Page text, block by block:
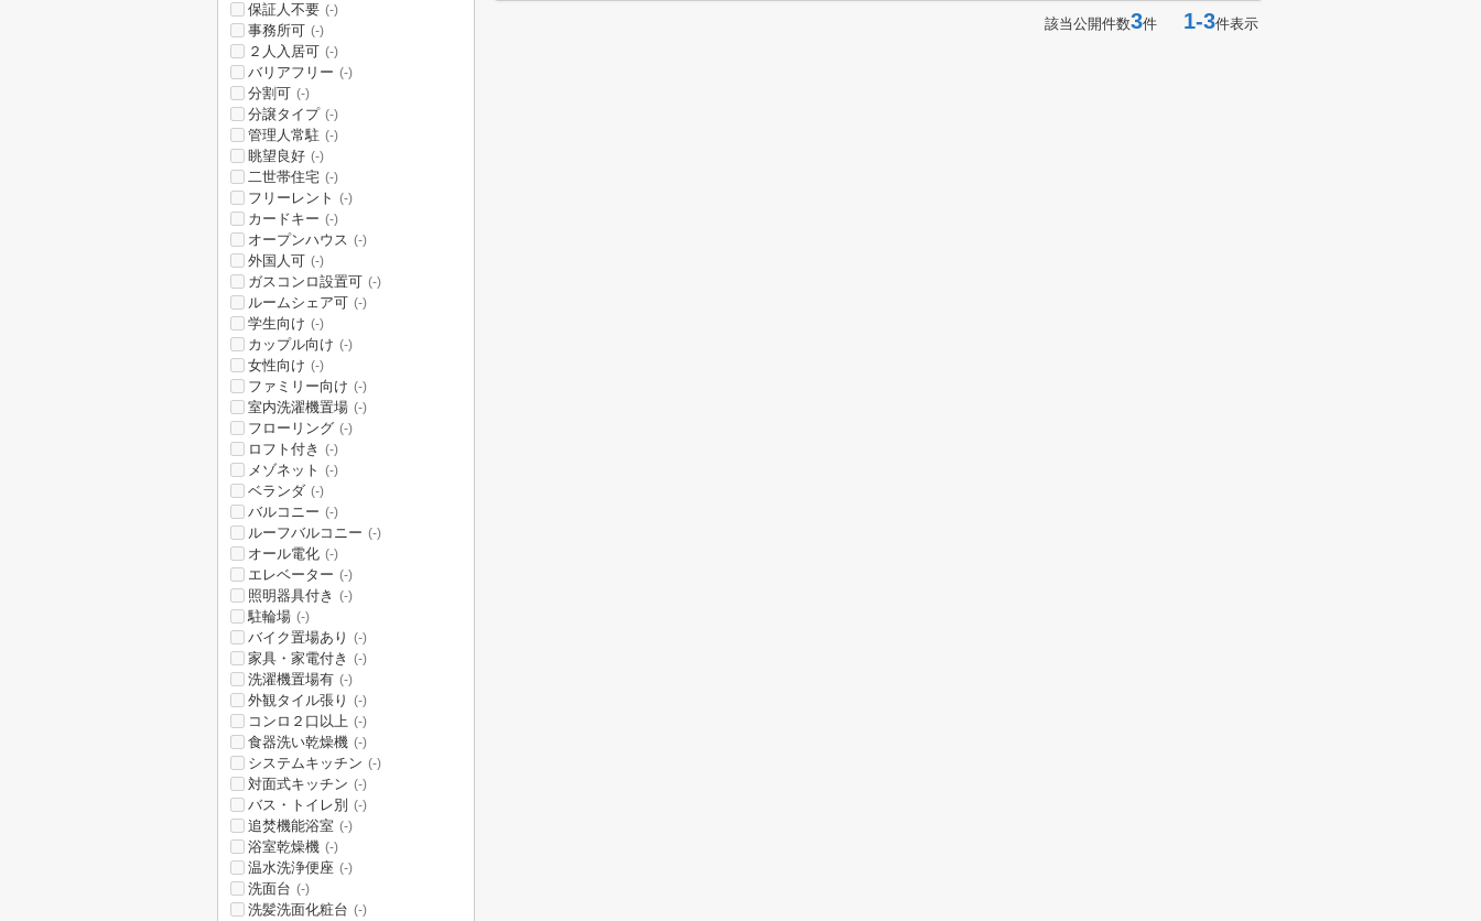
該当公開件数3件 1-3件表示
保証人不要 (-)
事務所可 (-)
２人入居可 (-)
バリアフリー (-)
分割可 (-)
分譲タイプ (-)
管理人常駐 (-)
眺望良好 (-)
二世帯住宅 (-)
フリーレント (-)
カードキー (-)
オープンハウス (-)
外国人可 (-)
ガスコンロ設置可 (-)
ルームシェア可 (-)
学生向け (-)
カップル向け (-)
女性向け (-)
ファミリー向け (-)
室内洗濯機置場 (-)
フローリング (-)
ロフト付き (-)
メゾネット (-)
ベランダ (-)
バルコニー (-)
ルーフバルコニー (-)
オール電化 (-)
エレベーター (-)
照明器具付き (-)
駐輪場 (-)
バイク置場あり (-)
家具・家電付き (-)
洗濯機置場有 (-)
外観タイル張り (-)
コンロ２口以上 (-)
食器洗い乾燥機 (-)
システムキッチン (-)
対面式キッチン (-)
バス・トイレ別 (-)
追焚機能浴室 (-)
浴室乾燥機 (-)
温水洗浄便座 (-)
洗面台 (-)
洗髪洗面化粧台 (-)